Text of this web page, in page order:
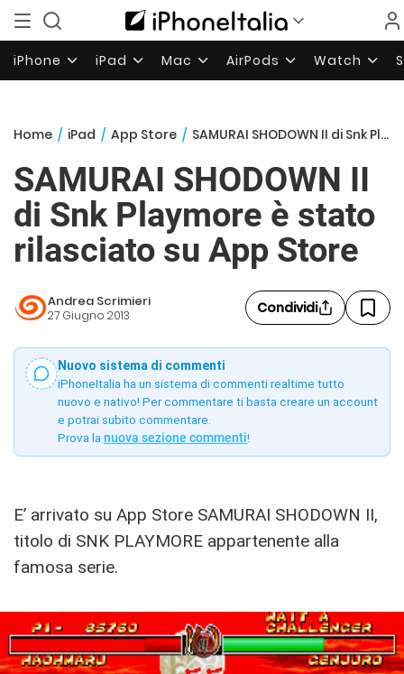
iPhone iPad Mac AirPods Watch
Home / iPad / App Store / SAMURAI SHODOWN II di Snk Playmore è stato rilasciato su App Store
SAMURAI SHODOWN II
di Snk Playmore è stato
rilasciato su App Store
Andrea Scrimieri
27 Giugno 2013 Condividi
Nuovo sistema di commenti
iPhoneItalia ha un sistema di commenti realtime tutto
nuovo e nativo! Per commentare ti basta creare un account
e potrai subito commentare.
Prova la nuova sezione commenti!
E’ arrivato su App Store SAMURAI SHODOWN II,
titolo di SNK PLAYMORE appartenente alla
famosa serie.